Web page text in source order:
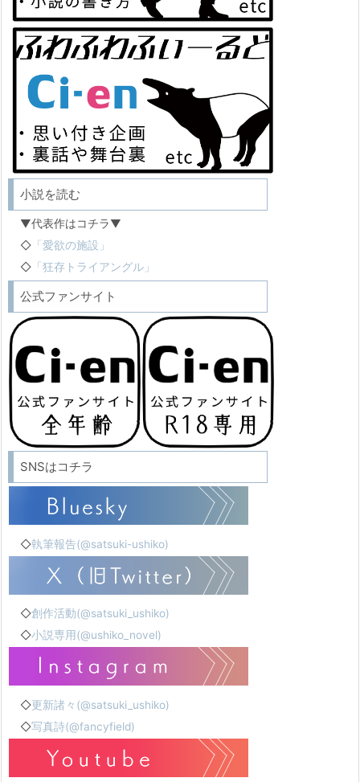
小説を読む
▼代表作はコチラ▼
◇ 「愛欲の施設」
◇ 「狂存トライアングル」
公式ファンサイト
SNSはコチラ
◇執筆報告(@satsuki-ushiko)
◇創作活動(@satsuki_ushiko)
◇小説専用(@ushiko_novel)
◇更新諸々(@satsuki_ushiko)
◇写真詩(@fancyfield)